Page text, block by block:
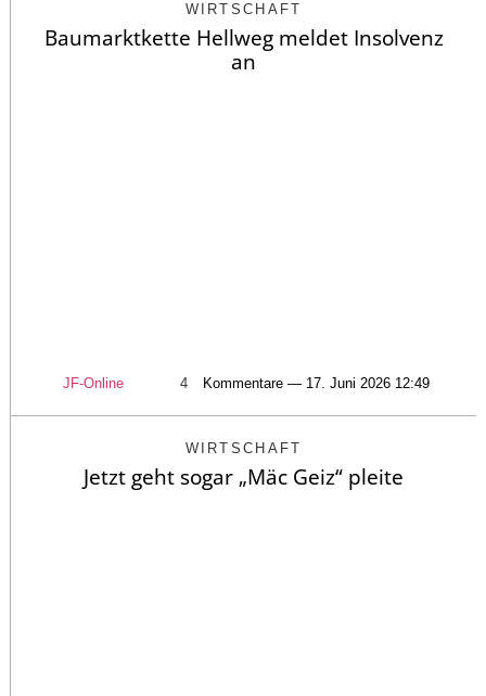
WIRTSCHAFT
Baumarktkette Hellweg meldet Insolvenz
an
JF-Online 4 Kommentare — 17. Juni 2026 12:49
WIRTSCHAFT
Jetzt geht sogar „Mäc Geiz“ pleite